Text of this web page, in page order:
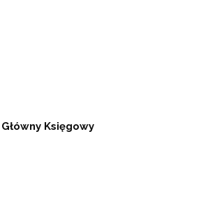
Księgowy